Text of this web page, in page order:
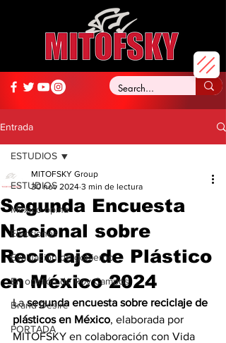
Entrada
ESTUDIOS
México opina
Elecciones
Evaluación de gobierno
En opinión de Roy Campos
Brand Desire
PORTADA
ESTUDIOS
Segunda Encuesta
Nacional sobre
Reciclaje de Plástico
en México 2024
MITOFSKY Group
30 nov 2024 3 min de lectura
La segunda encuesta sobre reciclaje de
plásticos en México, elaborada por
MITOFSKY en colaboración con Vida